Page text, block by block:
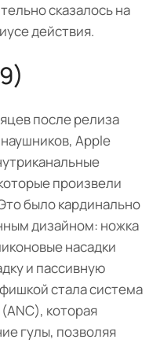
сказалось на
действия.
после релиза
Apple
произвели
было кардинально
дизайном: ножка
насадки
и пассивную
стала система
которая
гулы, позволяя